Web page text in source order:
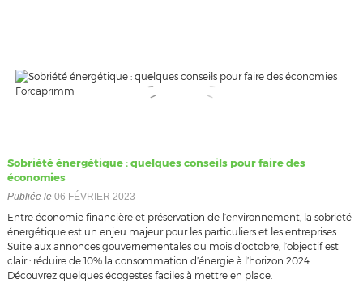
Sobriété énergétique : quelques conseils pour faire des
économies
Publiée le 06 FÉVRIER 2023
Entre économie financière et préservation de l’environnement, la sobriété
énergétique est un enjeu majeur pour les particuliers et les entreprises.
Suite aux annonces gouvernementales du mois d’octobre, l’objectif est
clair : réduire de 10% la consommation d’énergie à l’horizon 2024.
Découvrez quelques écogestes faciles à mettre en place.